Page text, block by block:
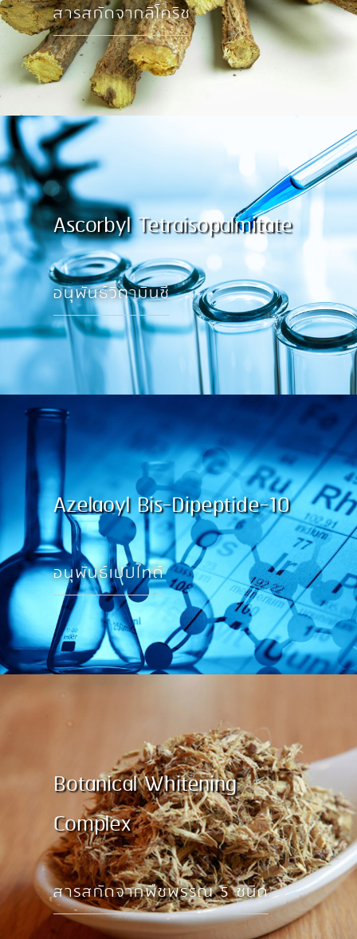
สารสกัดจากลิโคริช
Ascorbyl Tetraisopalmitate
อนุพันธ์วิตามินซี
Azelaoyl Bis-Dipeptide-10
อนุพันธ์เปปไทด์
Botanical Whitening
Complex
สารสกัดจากพืชพรรณ 5 ชนิด